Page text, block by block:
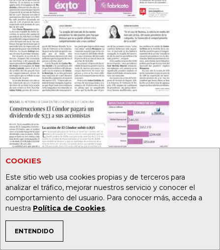
COOKIES
Este sitio web usa cookies propias y de terceros para
analizar el tráfico, mejorar nuestros servicio y conocer el
comportamiento del usuario. Para conocer más, acceda a
nuestra Política de Cookies.
ENTENDIDO
TEMAS DE INTERÉS
20 32
Foto: